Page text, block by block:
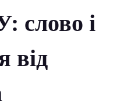
слово і
від